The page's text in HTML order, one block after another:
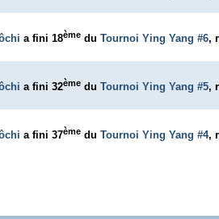
a fini 18ème du Tournoi Ying Yang #6,
a fini 32ème du Tournoi Ying Yang #5,
a fini 37ème du Tournoi Ying Yang #4,